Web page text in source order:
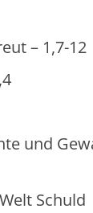
– 1,7-12
Schuld